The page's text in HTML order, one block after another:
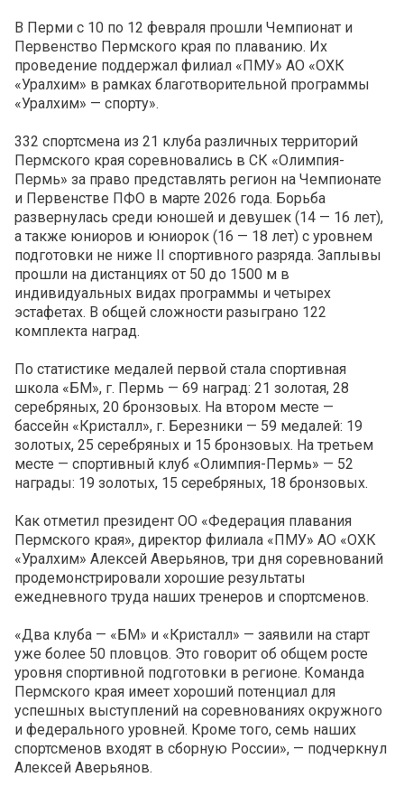
В Перми с 10 по 12 февраля прошли Чемпионат и
Первенство Пермского края по плаванию. Их
проведение поддержал филиал «ПМУ» АО «ОХК
«Уралхим» в рамках благотворительной программы
«Уралхим» — спорту».
332 спортсмена из 21 клуба различных территорий
Пермского края соревновались в СК «Олимпия-
Пермь» за право представлять регион на Чемпионате
и Первенстве ПФО в марте 2026 года. Борьба
развернулась среди юношей и девушек (14 — 16 лет),
а также юниоров и юниорок (16 — 18 лет) с уровнем
подготовки не ниже II спортивного разряда. Заплывы
прошли на дистанциях от 50 до 1500 м в
индивидуальных видах программы и четырех
эстафетах. В общей сложности разыграно 122
комплекта наград.
По статистике медалей первой стала спортивная
школа «БМ», г. Пермь — 69 наград: 21 золотая, 28
серебряных, 20 бронзовых. На втором месте —
бассейн «Кристалл», г. Березники — 59 медалей: 19
золотых, 25 серебряных и 15 бронзовых. На третьем
месте — спортивный клуб «Олимпия-Пермь» — 52
награды: 19 золотых, 15 серебряных, 18 бронзовых.
Как отметил президент ОО «Федерация плавания
Пермского края», директор филиала «ПМУ» АО «ОХК
«Уралхим» Алексей Аверьянов, три дня соревнований
продемонстрировали хорошие результаты
ежедневного труда наших тренеров и спортсменов.
«Два клуба — «БМ» и «Кристалл» — заявили на старт
уже более 50 пловцов. Это говорит об общем росте
уровня спортивной подготовки в регионе. Команда
Пермского края имеет хороший потенциал для
успешных выступлений на соревнованиях окружного
и федерального уровней. Кроме того, семь наших
спортсменов входят в сборную России», — подчеркнул
Алексей Аверьянов.